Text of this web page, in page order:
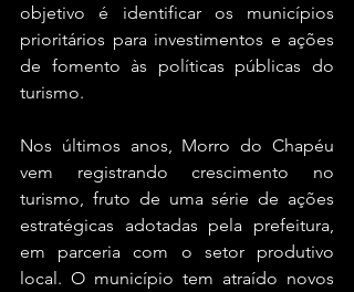
objetivo é identificar os municípios
prioritários para investimentos e ações
de fomento às políticas públicas do
turismo.
Nos últimos anos, Morro do Chapéu
vem registrando crescimento no
turismo, fruto de uma série de ações
estratégicas adotadas pela prefeitura,
em parceria com o setor produtivo
local. O município tem atraído novos